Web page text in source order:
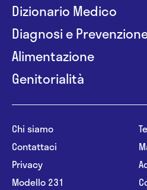
Dizionario Medico
Diagnosi e
Alimentazione
Genitorialità
Chi siamo
Contattaci
Privacy
Modello 231